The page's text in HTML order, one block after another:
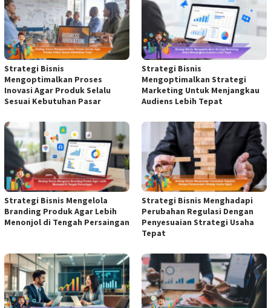
Strategi Bisnis
Mengoptimalkan Proses
Inovasi Agar Produk Selalu
Sesuai Kebutuhan Pasar
Strategi Bisnis
Mengoptimalkan Strategi
Marketing Untuk Menjangkau
Audiens Lebih Tepat
Strategi Bisnis Mengelola
Branding Produk Agar Lebih
Menonjol di Tengah Persaingan
Strategi Bisnis Menghadapi
Perubahan Regulasi Dengan
Penyesuaian Strategi Usaha
Tepat